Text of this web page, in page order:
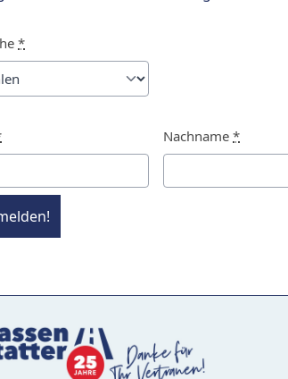
*
Nachname *